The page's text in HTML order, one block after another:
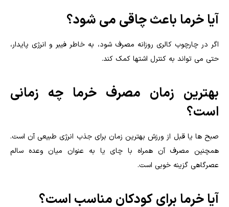
آیا خرما باعث چاقی می شود؟
اگر در چارچوب کالری روزانه مصرف شود، به خاطر فیبر و انرژی پایدار،
حتی می تواند به کنترل اشتها کمک کند.
بهترین زمان مصرف خرما چه زمانی
است؟
صبح ها یا قبل از ورزش بهترین زمان برای جذب انرژی طبیعی آن است.
همچنین مصرف آن همراه با چای یا به عنوان میان وعده سالم
عصرگاهی گزینه خوبی است.
آیا خرما برای کودکان مناسب است؟